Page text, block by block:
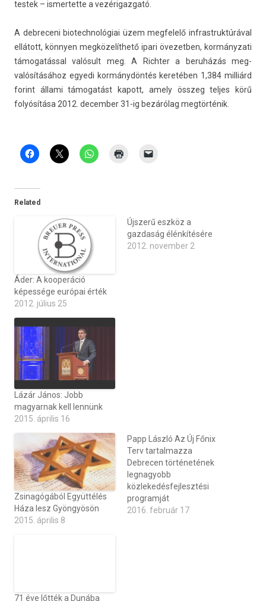
tes­tek – is­mertet­te a vezérigaz­gató.
A de­breceni bi­otechnológiai üzem meg­felelő in­frastruk­túráv­al
ellátott, könnyen megközelíthető ipari övezetb­en, kor­mányzati
támogatással valósult meg. A Richt­er a beruházás meg­
valósításához egyedi kormánydöntés keretében 1,384 milliárd
forint állami támogatást kapott, amely összeg tel­jes körű
folyósítása 2012. de­cemb­er 31-ig bezárólag megtörténik.
Related
Áder: A kooperáció
képessége európai érték
2012. július 25
Újszerű eszköz a
gazdaság élénkítésére
2012. november 2
Lázár János: Jobb
magyarnak kell lennünk
2015. április 16
Zsinagógából Együttélés
Háza lesz Gyöngyösön
2015. április 8
Papp László Az Új Főnix
Terv tartalmazza
Debrecen történetének
legnagyobb
közlekedésfejlesztési
programját
2016. február 17
71 éve lőtték a Dunába